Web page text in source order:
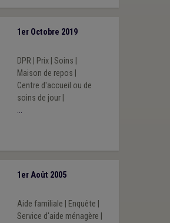
1er Octobre 2019
DPR Prix| Soins
Maison de repos
Centre d'accueil ou de
soins de jour|
...
1er Août 2005
Aide familiale Enquête
Service d'aide ménagère